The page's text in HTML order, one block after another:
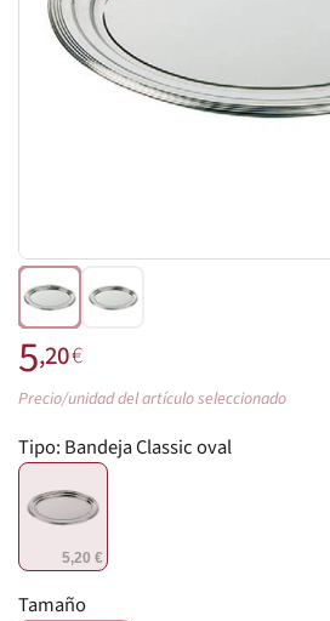
5,20€
Precio/unidad del artículo seleccionado
Tipo: Bandeja Classic oval
5,20 €
Tamaño